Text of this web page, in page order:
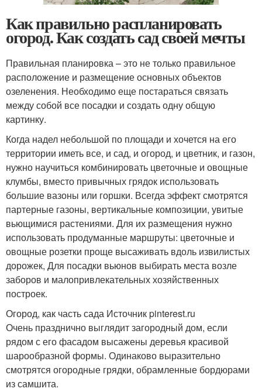
Как правильно распланировать
огород. Как создать сад своей мечты
Правильная планировка – это не только правильное
расположение и размещение основных объектов
озеленения. Необходимо еще постараться связать
между собой все посадки и создать одну общую
картинку.
Когда надел небольшой по площади и хочется на его
территории иметь все, и сад, и огород, и цветник, и газон,
нужно научиться комбинировать цветочные и овощные
клумбы, вместо привычных грядок использовать
большие вазоны или горшки. Всегда эффект смотрятся
партерные газоны, вертикальные композиции, увитые
вьющимися растениями. Для их размещения нужно
использовать продуманные маршруты: цветочные и
овощные розетки проще высаживать вдоль извилистых
дорожек, Для посадки вьюнов выбирать места возле
заборов и малопривлекательных хозяйственных
построек.
Огород, как часть сада Источник pinterest.ru
Очень празднично выглядит загородный дом, если
рядом с его фасадом высажены деревья красивой
шарообразной формы. Одинаково выразительно
смотрятся огородные грядки, обрамленные бордюрами
из самшита.